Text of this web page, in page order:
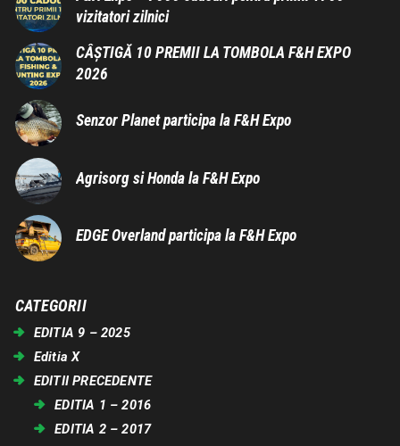
vizitatori zilnici
CÂȘTIGĂ 10 PREMII LA TOMBOLA F&H EXPO
2026
Senzor Planet participa la F&H Expo
Agrisorg si Honda la F&H Expo
EDGE Overland participa la F&H Expo
CATEGORII
EDITIA 9 – 2025
Editia X
EDITII PRECEDENTE
EDITIA 1 – 2016
EDITIA 2 – 2017